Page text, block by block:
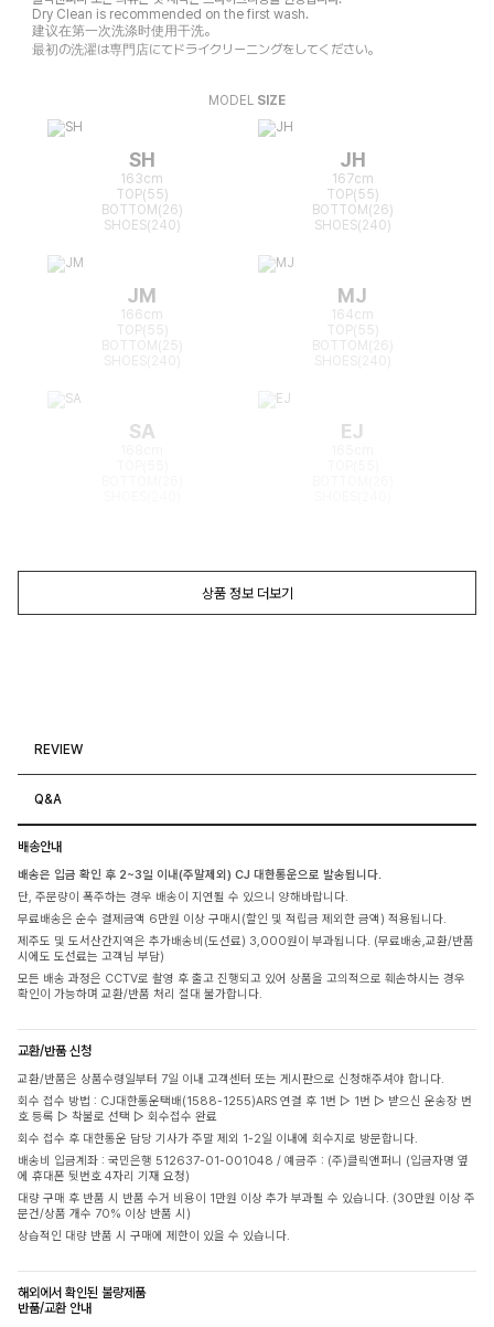
Dry Clean is recommended on the first wash.
建议在第一次洗涤时使用干洗。
最初の洗濯は専門店にてドライクリーニングをしてください。
MODEL SIZE
SH
163cm
TOP(55)
BOTTOM(26)
SHOES(240)
JH
167cm
TOP(55)
BOTTOM(26)
SHOES(240)
JM
166cm
TOP(55)
BOTTOM(25)
MJ
164cm
TOP(55)
BOTTOM(26)
SA EJ
상품 정보 더보기
REVIEW
Q&A
배송안내
배송은 입금 확인 후 2~3일 이내(주말제외) CJ 대한통운으로 발송됩니다.
단, 주문량이 폭주하는 경우 배송이 지연될 수 있으니 양해바랍니다.
무료배송은 순수 결제금액 6만원 이상 구매시(할인 및 적립금 제외한 금액) 적용됩니다.
제주도 및 도서산간지역은 추가배송비(도선료) 3,000원이 부과됩니다. (무료배송,교환/반품
시에도 도선료는 고객님 부담)
모든 배송 과정은 CCTV로 촬영 후 출고 진행되고 있어 상품을 고의적으로 훼손하시는 경우
확인이 가능하며 교환/반품 처리 절대 불가합니다.
교환/반품 신청
교환/반품은 상품수령일부터 7일 이내 고객센터 또는 게시판으로 신청해주셔야 합니다.
회수 접수 방법 : CJ대한통운택배(1588-1255)ARS 연결 후 1번 ▷ 1번 ▷ 받으신 운송장 번
호 등록 ▷ 착불로 선택 ▷ 회수접수 완료
회수 접수 후 대한통운 담당 기사가 주말 제외 1-2일 이내에 회수지로 방문합니다.
배송비 입금계좌 : 국민은행 512637-01-001048 / 예금주 : (주)클릭앤퍼니 (입금자명 옆
에 휴대폰 뒷번호 4자리 기재 요청)
대량 구매 후 반품 시 반품 수거 비용이 1만원 이상 추가 부과될 수 있습니다. (30만원 이상 주
문건/상품 개수 70% 이상 반품 시)
상습적인 대량 반품 시 구매에 제한이 있을 수 있습니다.
해외에서 확인된 불량제품
반품/교환 안내